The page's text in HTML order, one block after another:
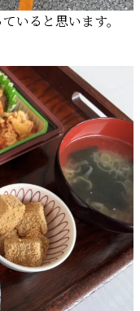
いると思います。